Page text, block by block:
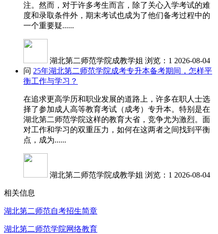
注。然而，对于许多考生而言，除了关心入学考试的难
度和录取条件外，期末考试也成为了他们备考过程中的
一个重要疑......
湖北第二师范学院成教学姐 浏览：1 2026-08-04
问 25年湖北第二师范学院成考专升本备考期间，怎样平
衡工作与学习？
在追求更高学历和职业发展的道路上，许多在职人士选
择了参加成人高等教育考试（成考）专升本。特别是在
湖北第二师范学院这样的教育大省，竞争尤为激烈。面
对工作和学习的双重压力，如何在这两者之间找到平衡
点，成为......
湖北第二师范学院成教学姐 浏览：1 2026-08-04
相关信息
湖北第二师范自考招生简章
湖北第二师范学院网络教育